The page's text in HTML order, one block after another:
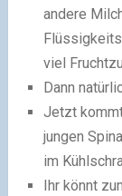
andere
viel
Dann
Jetzt
jungen
im
Ihr könnt